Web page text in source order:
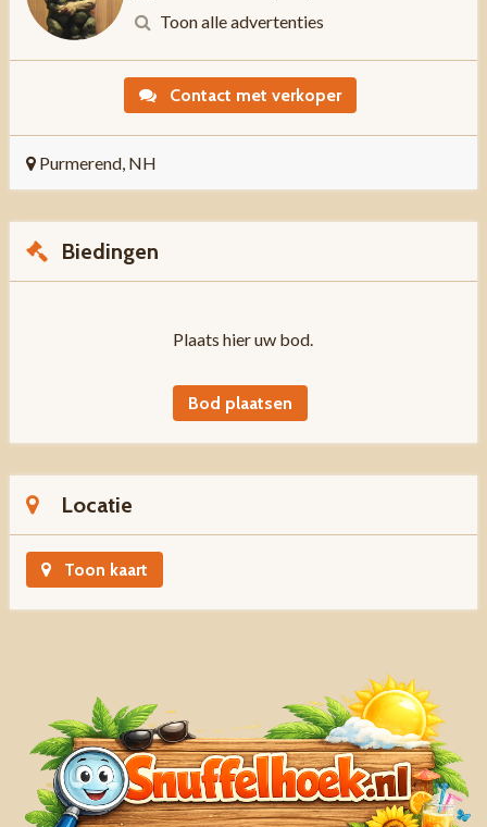
Toon alle advertenties
Contact met verkoper
Purmerend, NH
Biedingen
Plaats hier uw bod.
Bod plaatsen
Locatie
Toon kaart